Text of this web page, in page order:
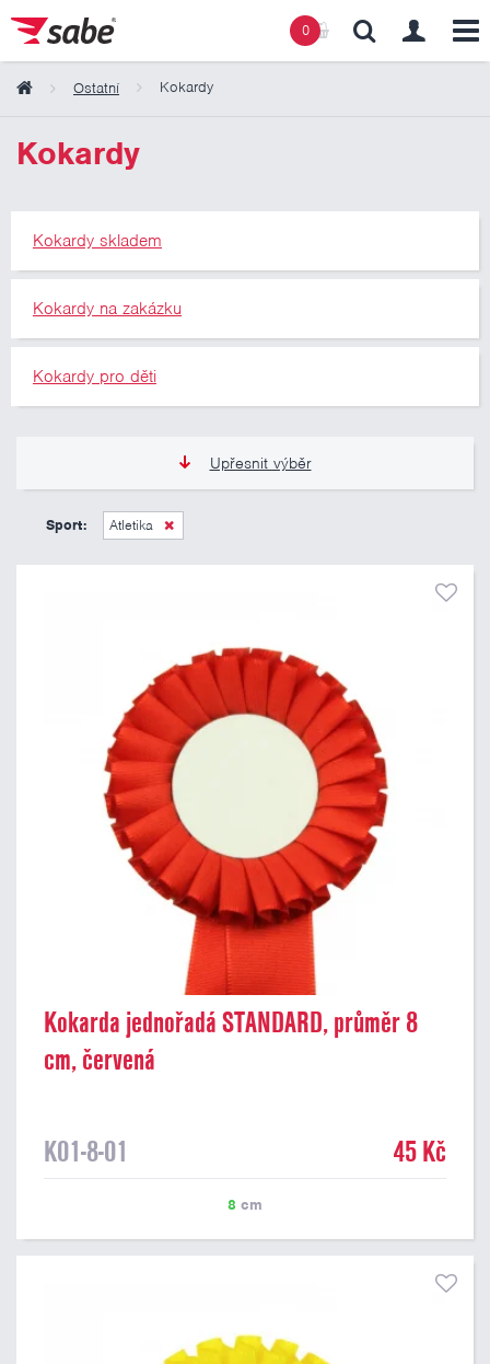
0
Ostatní Kokardy
Kokardy
Kokardy skladem
Kokardy na zakázku
Kokardy pro děti
Upřesnit výběr
45 Kč
Sport: Atletika
Kokarda jednořadá STANDARD, průměr 8
cm, červená
K01-8-01 45 Kč
8 cm
Obsah košíku